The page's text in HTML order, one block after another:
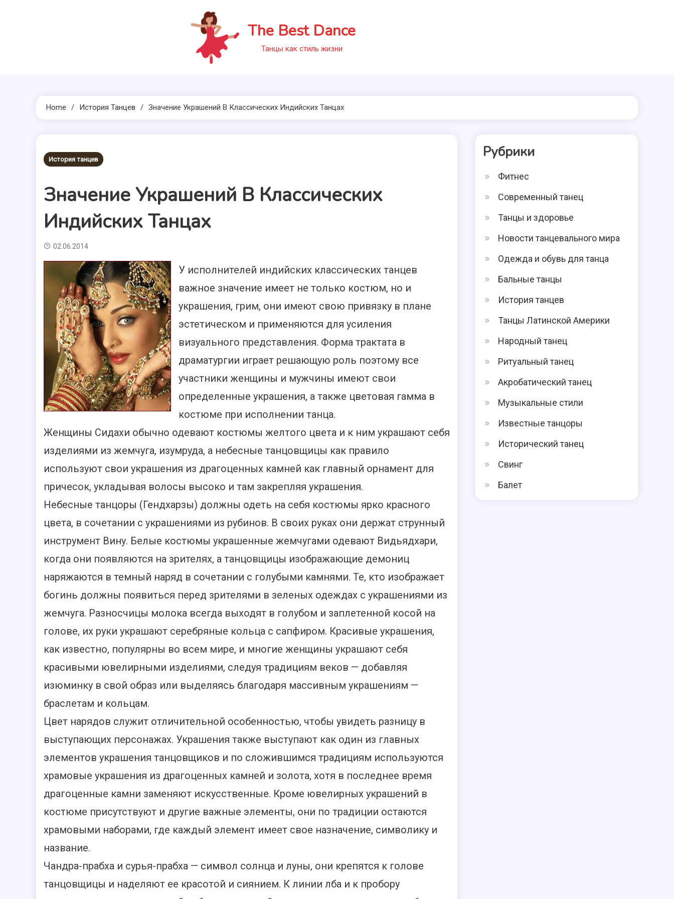
The Best Dance
Танцы как стиль жизни
Home История Танцев Значение Украшений В Классических Индийских Танцах
История танцев
Значение Украшений В Классических
Индийских Танцах
02.06.2014
У исполнителей индийских классических танцев
важное значение имеет не только костюм, но и
украшения, грим, они имеют свою привязку в плане
эстетическом и применяются для усиления
визуального представления. Форма трактата в
драматургии играет решающую роль поэтому все
участники женщины и мужчины имеют свои
определенные украшения, а также цветовая гамма в
костюме при исполнении танца.
Женщины Сидахи обычно одевают костюмы желтого цвета и к ним украшают себя
изделиями из жемчуга, изумруда, а небесные танцовщицы как правило
используют свои украшения из драгоценных камней как главный орнамент для
причесок, укладывая волосы высоко и там закрепляя украшения.
Небесные танцоры (Гендхарзы) должны одеть на себя костюмы ярко красного
цвета, в сочетании с украшениями из рубинов. В своих руках они держат струнный
инструмент Вину. Белые костюмы украшенные жемчугами одевают Видьядхари,
когда они появляются на зрителях, а танцовщицы изображающие демониц
наряжаются в темный наряд в сочетании с голубыми камнями. Те, кто изображает
богинь должны появиться перед зрителями в зеленых одеждах с украшениями из
жемчуга. Разносчицы молока всегда выходят в голубом и заплетенной косой на
голове, их руки украшают серебряные кольца с сапфиром. Красивые украшения,
как известно, популярны во всем мире, и многие женщины украшают себя
красивыми ювелирными изделиями, следуя традициям веков — добавляя
изюминку в свой образ или выделяясь благодаря массивным украшениям —
браслетам и кольцам.
Цвет нарядов служит отличительной особенностью, чтобы увидеть разницу в
выступающих персонажах. Украшения также выступают как один из главных
элементов украшения танцовщиков и по сложившимся традициям используются
храмовые украшения из драгоценных камней и золота, хотя в последнее время
драгоценные камни заменяют искусственные. Кроме ювелирных украшений в
костюме присутствуют и другие важные элементы, они по традиции остаются
храмовыми наборами, где каждый элемент имеет свое назначение, символику и
название.
Чандра-прабха и сурья-прабха — символ солнца и луны, они крепятся к голове
танцовщицы и наделяют ее красотой и сиянием. К линии лба и к пробору
Рубрики
Фитнес
Современный танец
Танцы и здоровье
Новости танцевального мира
Одежда и обувь для танца
Бальные танцы
История танцев
Танцы Латинской Америки
Народный танец
Ритуальный танец
Акробатический танец
Музыкальные стили
Известные танцоры
Исторический танец
Свинг
Балет